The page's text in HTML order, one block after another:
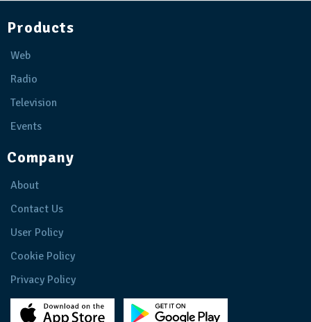
Products
Web
Radio
Television
Events
Company
About
Contact Us
User Policy
Cookie Policy
Privacy Policy